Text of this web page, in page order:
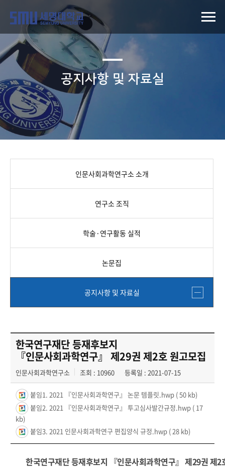
공지사항 및 자료실
인문사회과학연구소 소개
연구소 조직
학술·연구활동 실적
논문집
공지사항 및 자료실
한국연구재단 등재후보지
『인문사회과학연구』 제29권 제2호 원고모집
인문사회과학연구소 조회 : 10960 등록일 : 2021-07-15
붙임1. 2021 『인문사회과학연구』 논문 템플릿.hwp ( 50 kb)
붙임2. 2021 『인문사회과학연구』 투고심사발간규정.hwp ( 17
kb)
붙임3. 2021 인문사회과학연구 편집양식 규정.hwp ( 28 kb)
한국연구재단 등재후보지 『인문사회과학연구』 제29권 제2